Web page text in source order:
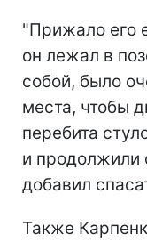
"Прижало его
он лежал в
собой, было
места, чтобы
перебита
и продолжили
добавил
Также